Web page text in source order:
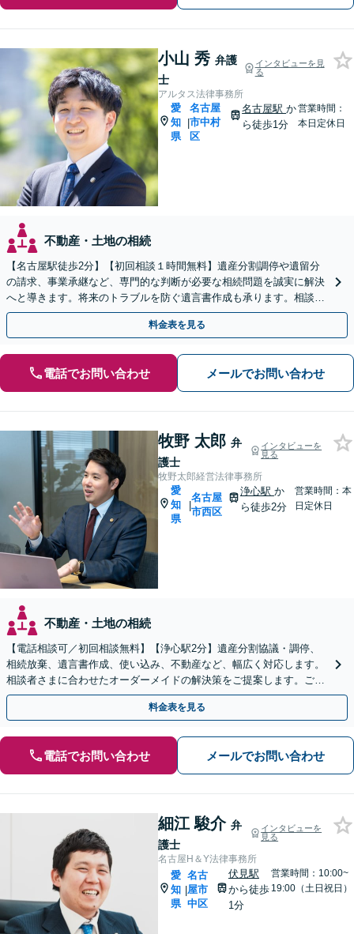
小山 秀 弁護
士
インタビューを見
る
アルタス法律事務所
愛
知
県
|
名古屋
市中村
区
名古屋駅か
ら徒歩1分
営業時間：
本日定休日
不動産・土地の相続
【名古屋駅徒歩2分】【初回相談１時間無料】遺産分割調停や遺留分
の請求、事業承継など、専門的な判断が必要な相続問題を誠実に解決
へと導きます。将来のトラブルを防ぐ遺言書作成も承ります。相談し
て良かったとのお声あり。まずは一度ご相談ください。
料金表を見る
電話でお問い合わせ メールでお問い合わせ
牧野 太郎 弁
護士
インタビューを
見る
牧野太郎経営法律事務所
愛
知
県
|
名古屋
市西区
浄心駅 か
ら徒歩2分
営業時間：本
日定休日
不動産・土地の相続
【電話相談可／初回相談無料】【浄心駅2分】遺産分割協議・調停、
相続放棄、遺言書作成、使い込み、不動産など、幅広く対応します。
相談者さまに合わせたオーダーメイドの解決策をご提案します。ご自
宅や病院への出張面談も可能です【WEB面談可】
料金表を見る
電話でお問い合わせ メールでお問い合わせ
細江 駿介 弁
護士
インタビューを
見る
名古屋H＆Y法律事務所
愛
知
県
|
名古
屋市
中区
伏見駅
から徒歩
1分
営業時間：10:00~
19:00（土日祝日）